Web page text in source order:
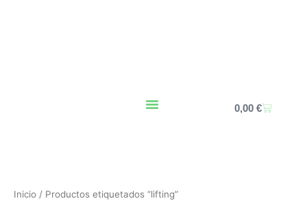
0,00€Carrito
Inicio / Productos etiquetados “lifting”